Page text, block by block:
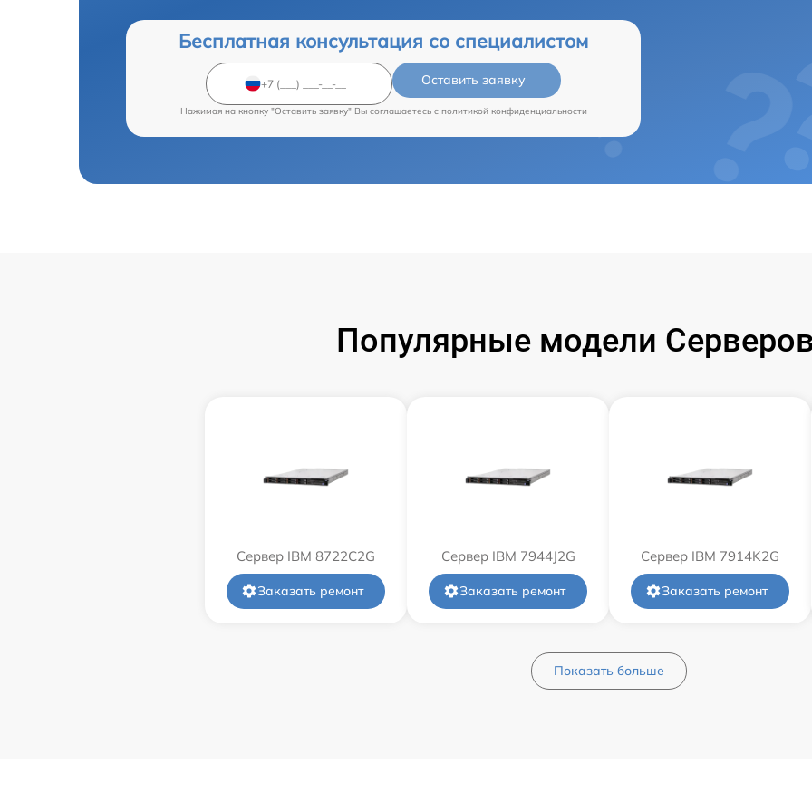
Бесплатная консультация со специалистом
Оставить заявку
Нажимая на кнопку "Оставить заявку" Вы соглашаетесь c политикой конфиденциальности
Популярные модели
Сервер IBM 8722C2G
Заказать ремонт
Сервер IBM 7944J2G
Заказать ремонт
Сервер IBM 7914K2G
Заказать ремонт
Показать больше